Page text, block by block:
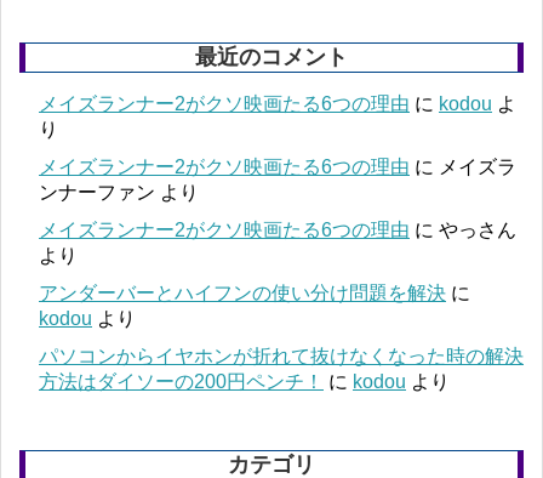
最近のコメント
メイズランナー2がクソ映画たる6つの理由 に kodou よ
り
メイズランナー2がクソ映画たる6つの理由 に メイズラ
ンナーファン より
メイズランナー2がクソ映画たる6つの理由 に やっさん
より
アンダーバーとハイフンの使い分け問題を解決 に
kodou より
パソコンからイヤホンが折れて抜けなくなった時の解決
方法はダイソーの200円ペンチ！
に kodou より
カテゴリ